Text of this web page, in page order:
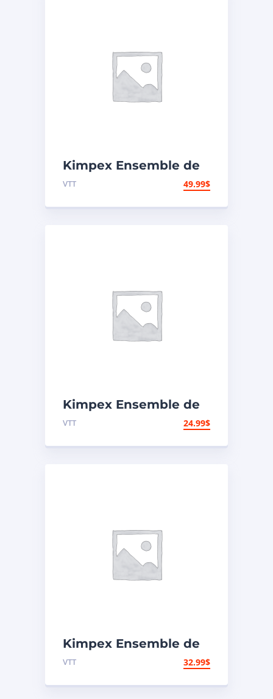
Kimpex Ensemble de
réparation de
carburateur Kawasaki
VTT 49.99$
Kimpex Ensemble de
réparation de
carburateur Honda
VTT 24.99$
Kimpex Ensemble de
réparation de
carburateur Arctic cat
VTT 32.99$